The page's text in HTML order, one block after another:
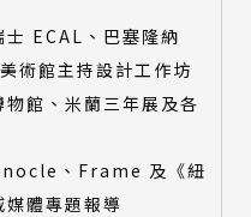
ECAL、巴塞隆納
術館主持設計工作坊
館、米蘭三年展及各
、Frame 及《紐
體專題報導